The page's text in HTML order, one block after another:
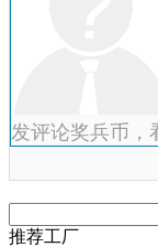
发评论奖兵币，
推荐工厂